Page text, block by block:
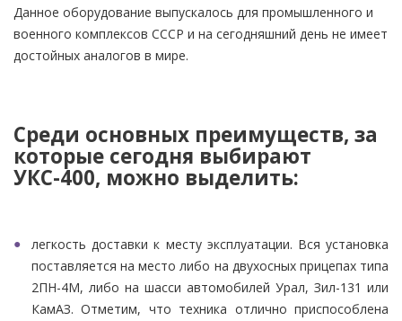
Данное оборудование выпускалось для промышленного и
военного комплексов СССР и на сегодняшний день не имеет
достойных аналогов в мире.
Среди основных преимуществ, за
которые сегодня выбирают
УКС-400, можно выделить:
легкость доставки к месту эксплуатации. Вся установка
поставляется на место либо на двухосных прицепах типа
2ПН-4М, либо на шасси автомобилей Урал, Зил-131 или
КамАЗ. Отметим, что техника отлично приспособлена